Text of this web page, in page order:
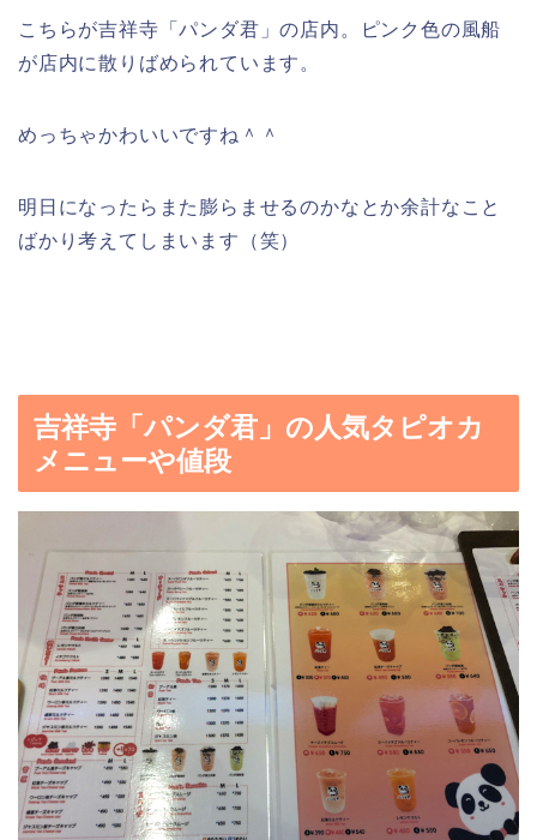
こちらが吉祥寺「パンダ君」の店内。ピンク色の風船
が店内に散りばめられています。
めっちゃかわいいですね＾＾
明日になったらまた膨らませるのかなとか余計なこと
ばかり考えてしまいます（笑）
吉祥寺「パンダ君」の人気タピオカ
メニューや値段